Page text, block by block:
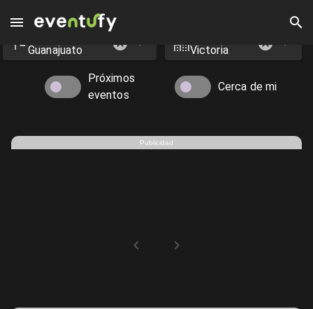
Eventos en Victoria - Eventufy 2026 | Eventufy
Guanajuato Victoria
Próximos
eventos
Cerca de mi
Publicidad